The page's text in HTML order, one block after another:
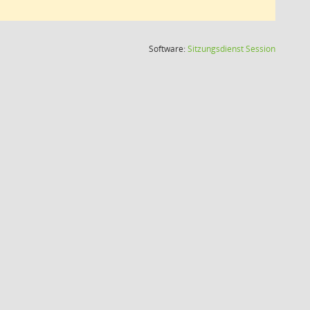
Software:SitzungsdienstSession(Wird in